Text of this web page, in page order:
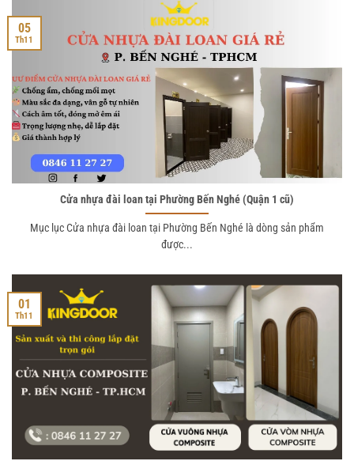
Cửa nhựa đài loan tại Phường Bến Nghé (Quận 1 cũ)
Mục lục Cửa nhựa đài loan tại Phường Bến Nghé là dòng sản phẩm
được...
05
Th11
01
Th11